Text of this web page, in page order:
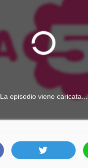
La episodio viene caricata...